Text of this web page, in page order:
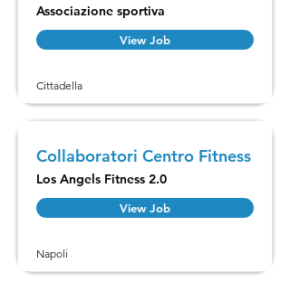
Associazione sportiva
View Job
Cittadella
Collaboratori Centro Fitness
Los Angels Fitness 2.0
View Job
Napoli